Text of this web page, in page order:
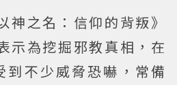
之名：信仰的背叛》
示為挖掘邪教真相，在
到不少威脅恐嚇，常備